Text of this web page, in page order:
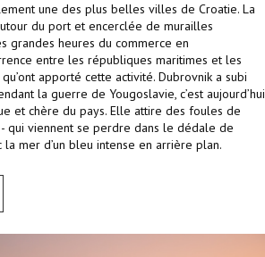
une des plus belles villes de Croatie. La
du port et encerclée de murailles
grandes heures du commerce en
entre les républiques maritimes et les
apporté cette activité. Dubrovnik a subi
la guerre de Yougoslavie, c’est aujourd’hui
et chère du pays. Elle attire des foules de
qui viennent se perdre dans le dédale de
mer d’un bleu intense en arrière plan.